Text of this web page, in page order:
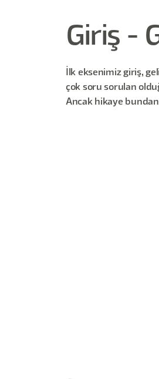
Giriş -
İlk eksenimiz giriş,
çok soru sorulan
Ancak hikaye bundan